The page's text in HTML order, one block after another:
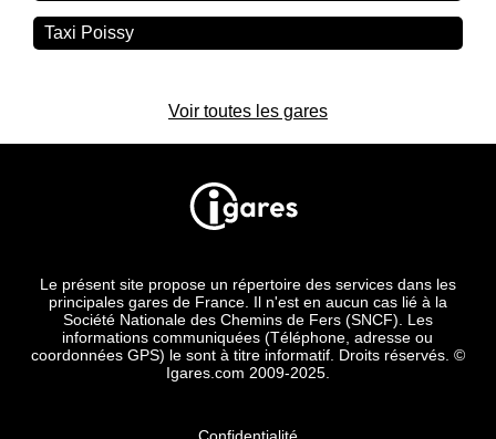
Taxi Poissy
Voir toutes les gares
Le présent site propose un répertoire des services dans les
principales gares de France. Il n'est en aucun cas lié à la
Société Nationale des Chemins de Fers (SNCF). Les
informations communiquées (Téléphone, adresse ou
coordonnées GPS) le sont à titre informatif. Droits réservés. ©
Igares.com 2009-2025.